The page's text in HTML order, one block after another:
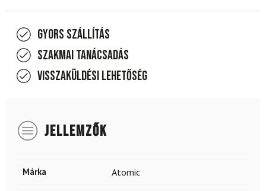
Gyors szállítás
Szakmai tanácsadás
Visszaküldési lehetőség
JELLEMZŐK
Márka Atomic